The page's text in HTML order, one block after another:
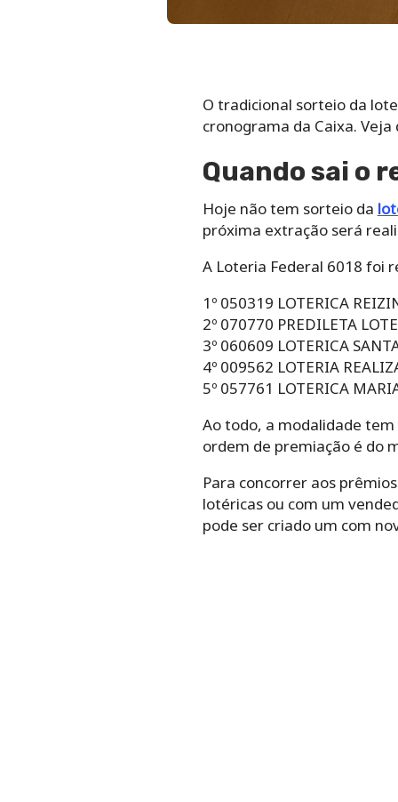
O tradicional sorteio da
cronograma da Caixa.
Quando sai o
Hoje não tem sorteio da
próxima extração será
A Loteria Federal 6018 foi
1º 050319 LOTERICA
2º 070770 PREDILETA
3º 060609 LOTERICA
4º 009562 LOTERIA
5º 057761 LOTERICA
Ao todo, a modalidade
ordem de premiação é do
Para concorrer aos
lotéricas ou com um
pode ser criado um com